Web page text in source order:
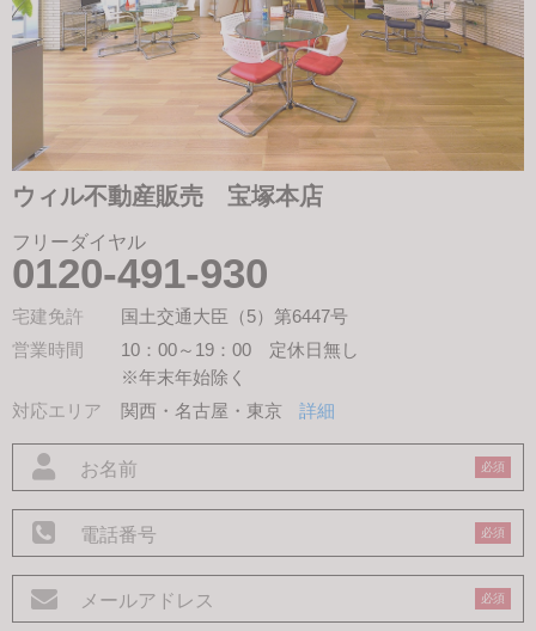
ウィル不動産販売 宝塚本店
フリーダイヤル
0120-491-930
宅建免許
国土交通大臣（5）第6447号
営業時間
10：00～19：00 定休日無し
※年末年始除く
対応エリア
関西・名古屋・東京 詳細
必須
必須
必須